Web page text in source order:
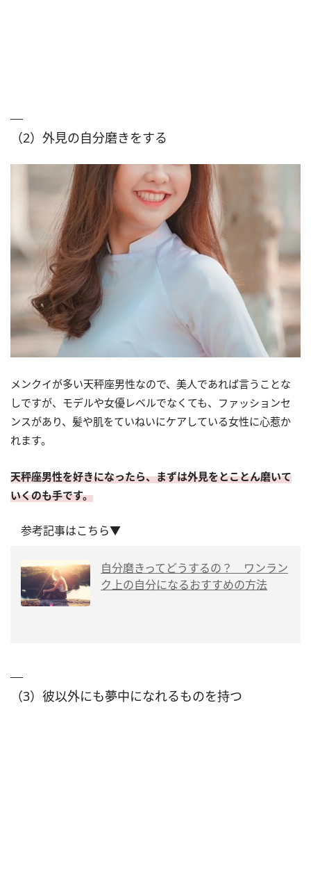
（2）外見の自分磨きをする
メンクイが多い天秤座男性なので、美人であれば言うことな
しですが、モデルや女優レベルでなくても、ファッションセ
ンスがあり、髪や肌をていねいにケアしている女性に心惹か
れます。
天秤座男性を好きになったら、まずは外見をとことん磨いて
いくのも手です。
参考記事はこちら▼
自分磨きってどうするの？ ワンラン
ク上の自分になるおすすめの方法
（3）彼以外にも夢中になれるものを持つ